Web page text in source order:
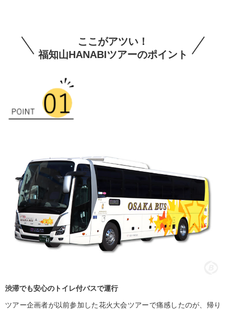
ここがアツい！
福知山HANABIツアーのポイント
渋滞でも安心のトイレ付バスで運行
ツアー企画者が以前参加した花火大会ツアーで痛感したのが、帰り